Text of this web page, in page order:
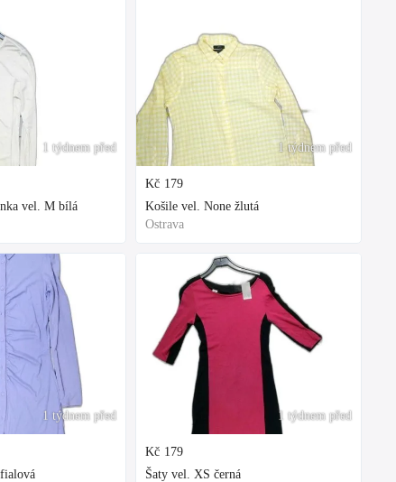
1 týdnem před
vel. M bílá
1 týdnem před
1 týdnem před
Kč 179
Košile vel. None žlutá
Ostrava
1 týdnem před
Kč 179
Šaty vel. XS černá